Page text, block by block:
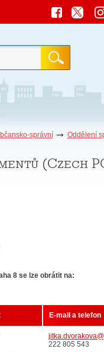
správní Oddělení
(Czech
8 se lze obrátit na:
E-mail a telefon
222 805 543